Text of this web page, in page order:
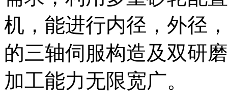
机，能进行内径，外径
的三轴伺服构造及双研
加工能力无限宽广。